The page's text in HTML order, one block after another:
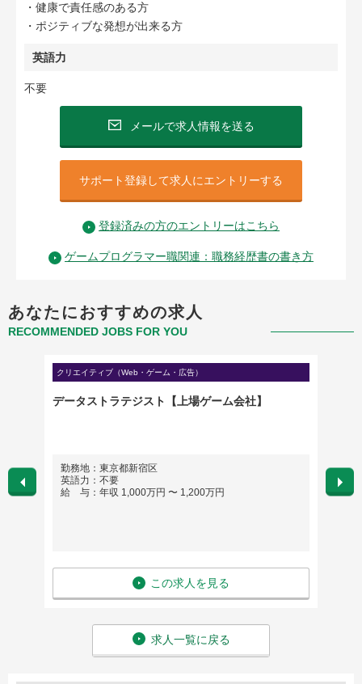
・健康で責任感のある方
・ポジティブな発想が出来る方
英語力
不要
メールで求人情報を送る
サポート登録して求人にエントリーする
登録済みの方のエントリーはこちら
ゲームプログラマー職関連：職務経歴書の書き方
あなたにおすすめの求人
RECOMMENDED JOBS FOR YOU
クリエイティブ（Web・ゲーム・広告）
データストラテジスト【上場ゲーム会社】
勤務地：東京都新宿区
英語力：不要
給 与：年収 1,000万円 〜 1,200万円
この求人を見る
勤務
英語
給
求人一覧に戻る